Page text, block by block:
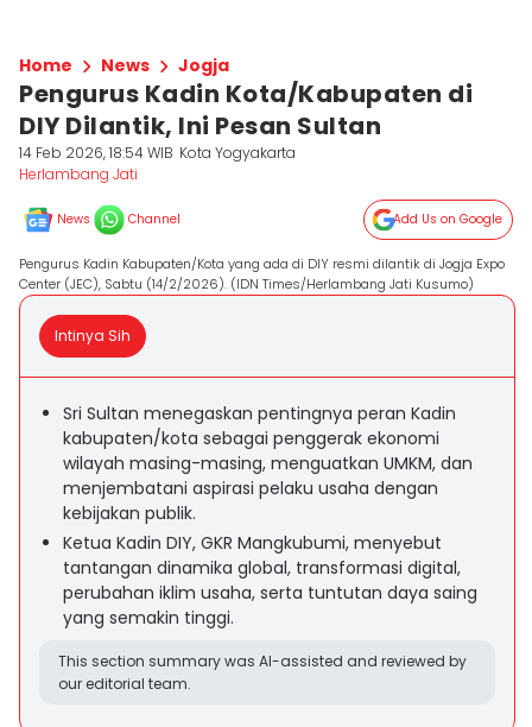
Home News Jogja
Pengurus Kadin Kota/Kabupaten di
DIY Dilantik, Ini Pesan Sultan
14 Feb 2026, 18:54 WIB Kota Yogyakarta
Herlambang Jati
News Channel Add Us on Google
Pengurus Kadin Kabupaten/Kota yang ada di DIY resmi dilantik di Jogja Expo
Center (JEC), Sabtu (14/2/2026). (IDN Times/Herlambang Jati Kusumo)
Intinya Sih
Sri Sultan menegaskan pentingnya peran Kadin
kabupaten/kota sebagai penggerak ekonomi
wilayah masing-masing, menguatkan UMKM, dan
menjembatani aspirasi pelaku usaha dengan
kebijakan publik.
Ketua Kadin DIY, GKR Mangkubumi, menyebut
tantangan dinamika global, transformasi digital,
perubahan iklim usaha, serta tuntutan daya saing
yang semakin tinggi.
This section summary was AI-assisted and reviewed by
our editorial team.